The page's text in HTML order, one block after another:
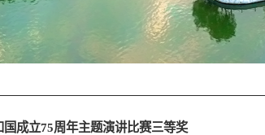
成立75周年主题演讲比赛三等奖